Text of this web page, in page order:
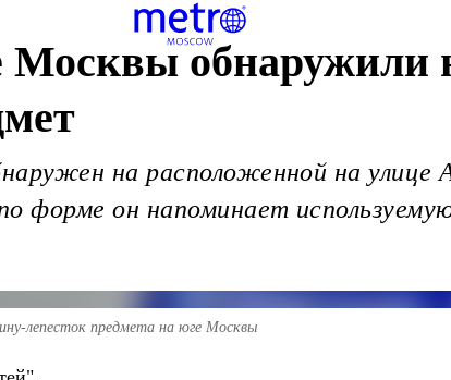
Москвы
на расположенной на улице
форме он напоминает
лепесток предмета на юге Москвы